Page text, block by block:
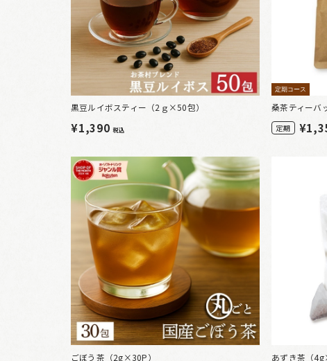
黒豆ルイボスティー（2ｇ×50包）
¥1,390税込
定期コース
桑茶ティーバ
定期 ¥
ごぼう茶（2g×30P） あずき茶（